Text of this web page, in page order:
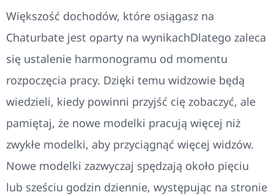
Większość dochodów, które osiągasz na
Chaturbate jest oparty na wynikachDlatego zaleca
się ustalenie harmonogramu od momentu
rozpoczęcia pracy. Dzięki temu widzowie będą
wiedzieli, kiedy powinni przyjść cię zobaczyć, ale
pamiętaj, że nowe modelki pracują więcej niż
zwykłe modelki, aby przyciągnąć więcej widzów.
Nowe modelki zazwyczaj spędzają około pięciu
lub sześciu godzin dziennie, występując na stronie